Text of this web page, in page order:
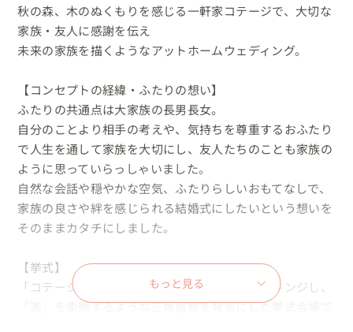
秋の森、木のぬくもりを感じる一軒家コテージで、大切な
家族・友人に感謝を伝え
未来の家族を描くようなアットホームウェディング。
【コンセプトの経緯・ふたりの想い】
ふたりの共通点は大家族の長男長女。
自分のことより相手の考えや、気持ちを尊重するおふたり
で人生を通して家族を大切にし、友人たちのことも家族の
ように思っていらっしゃいました。
自然な会話や穏やかな空気、ふたりらしいおもてなしで、
家族の良さや絆を感じられる結婚式にしたいという想いを
そのままカタチにしました。
【挙式】
「コテージ森林村」のバーベキューエリアをアレンジし、
「家」を象徴するような三角屋根を背景にした挙式会場で
もっと見る